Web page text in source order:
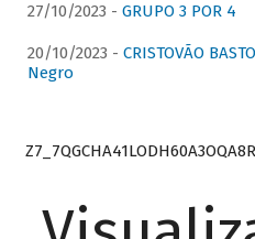
27/10/2023 - GRUPO 3 POR 4
20/10/2023 - CRISTOVÃO
Negro